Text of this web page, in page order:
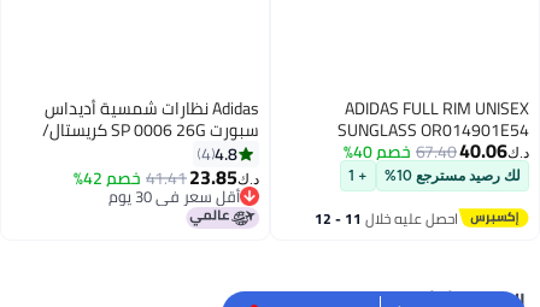
ADIDAS FULL RIM UNISEX
SUNGLASS OR014901E54
د.ك‏40.06
67.40خصم 40%
لك رصيد مسترجع 10% + 1
احصل عليه خلال 11 - 12
Adidas نظارات شمسية أديداس
سبورت SP 0006 26G كريستال/
برتقالي مدخن بعدسات عاكسة
4.8
4
د.ك‏23.85
41.41خصم 42%
أقل سعر في 30 يوم
أقل سعر في 30 يوم